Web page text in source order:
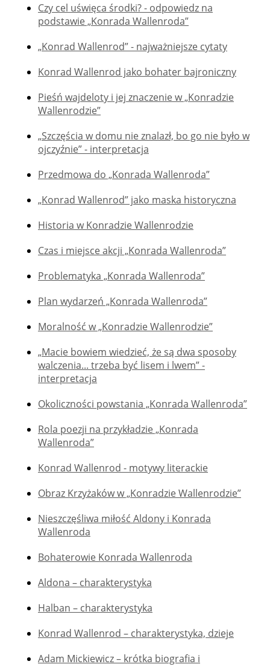
Czy cel uświęca środki? - odpowiedz na
podstawie „Konrada Wallenroda”
„Konrad Wallenrod” - najważniejsze cytaty
Konrad Wallenrod jako bohater bajroniczny
Pieśń wajdeloty i jej znaczenie w „Konradzie
Wallenrodzie”
„Szczęścia w domu nie znalazł, bo go nie było w
ojczyźnie” - interpretacja
Przedmowa do „Konrada Wallenroda”
„Konrad Wallenrod” jako maska historyczna
Historia w Konradzie Wallenrodzie
Czas i miejsce akcji „Konrada Wallenroda”
Problematyka „Konrada Wallenroda”
Plan wydarzeń „Konrada Wallenroda”
Moralność w „Konradzie Wallenrodzie”
„Macie bowiem wiedzieć, że są dwa sposoby
walczenia... trzeba być lisem i lwem” -
interpretacja
Okoliczności powstania „Konrada Wallenroda”
Rola poezji na przykładzie „Konrada
Wallenroda”
Konrad Wallenrod - motywy literackie
Obraz Krzyżaków w „Konradzie Wallenrodzie”
Nieszczęśliwa miłość Aldony i Konrada
Wallenroda
Bohaterowie Konrada Wallenroda
Aldona – charakterystyka
Halban – charakterystyka
Konrad Wallenrod – charakterystyka, dzieje
Adam Mickiewicz – krótka biografia i